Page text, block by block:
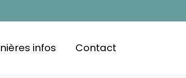
infos Contact